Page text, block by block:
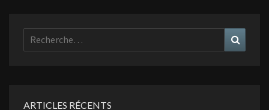
Rechercher :
ARTICLES RÉCENTS